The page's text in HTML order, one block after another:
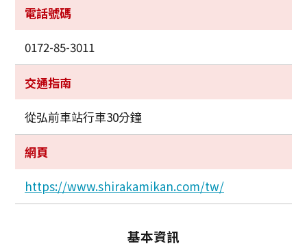
電話號碼
0172-85-3011
交通指南
從弘前車站行車30分鐘
網頁
https://www.shirakamikan.com/tw/
基本資訊